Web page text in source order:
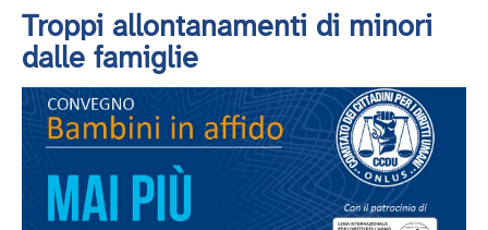
Troppi allontanamenti di minori
dalle famiglie